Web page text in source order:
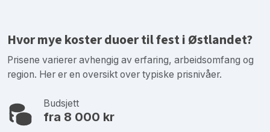
Hvor mye koster duoer til fest i Østlandet?
Prisene varierer avhengig av erfaring, arbeidsomfang og
region. Her er en oversikt over typiske prisnivåer.
Budsjett
fra 8 000 kr